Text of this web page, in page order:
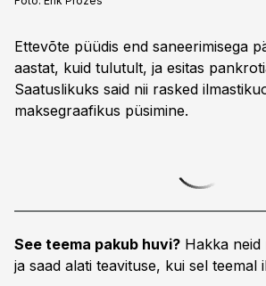
Ettevõte püüdis end saneerimisega
aastat, kuid tulutult, ja esitas
Saatuslikuks said nii rasked
maksegraafikus püsimine.
See teema pakub huvi? Hakka neid
ja saad alati teavituse, kui sel teemal